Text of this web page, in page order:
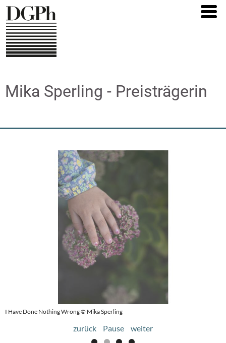
Direkt
zum
Inhalt
Mika Sperling - Preisträgerin
I Have Done Nothing Wrong © Mika Sperling
I Have Done Nothing Wrong © Mika Sperling
zurück Pause weiter